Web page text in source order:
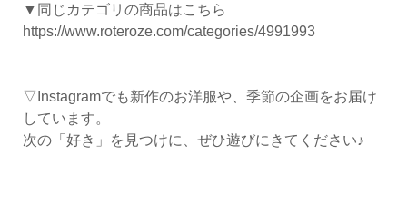
▼同じカテゴリの商品はこちら
https://www.roteroze.com/categories/4991993
▽Instagramでも新作のお洋服や、季節の企画をお届け
しています。
次の「好き」を見つけに、ぜひ遊びにきてください♪